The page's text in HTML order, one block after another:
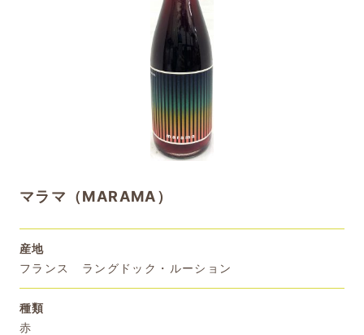
マラマ（MARAMA）
産地
フランス ラングドック・ルーション
種類
赤